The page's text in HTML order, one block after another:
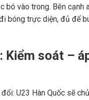
bó vào trong. Bên
bóng trực diện, đủ để
Kiểm soát –
U23 Hàn Quốc sẽ